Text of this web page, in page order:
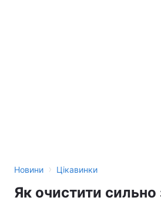
Новини › Цікавинки
Як очистити сильно